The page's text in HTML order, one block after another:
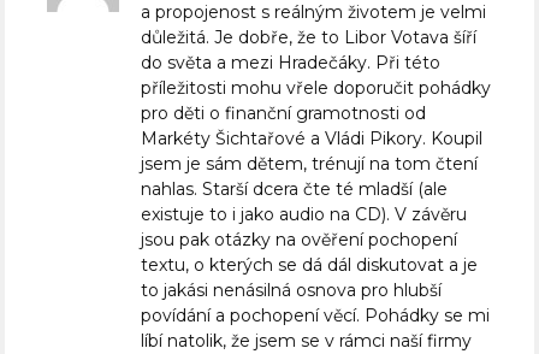
a propojenost s reálným životem je velmi
důležitá. Je dobře, že to Libor Votava šíří
do světa a mezi Hradečáky. Při této
příležitosti mohu vřele doporučit pohádky
pro děti o finanční gramotnosti od
Markéty Šichtařové a Vládi Pikory. Koupil
jsem je sám dětem, trénují na tom čtení
nahlas. Starší dcera čte té mladší (ale
existuje to i jako audio na CD). V závěru
jsou pak otázky na ověření pochopení
textu, o kterých se dá dál diskutovat a je
to jakási nenásilná osnova pro hlubší
povídání a pochopení věcí. Pohádky se mi
líbí natolik, že jsem se v rámci naší firmy